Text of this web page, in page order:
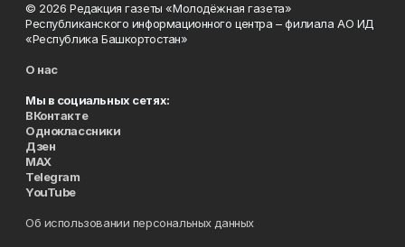
© 2026 Редакция газеты «Молодёжная газета»
Республиканского информационного центра – филиала АО ИД
«Республика Башкортостан»
О нас
Мы в социальных сетях:
ВКонтакте
Одноклассники
Дзен
MAX
Telegram
YouTube
Об использовании персональных данных